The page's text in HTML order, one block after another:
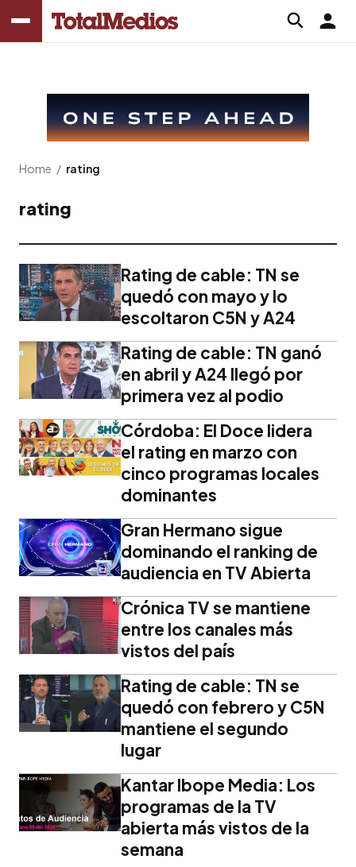
Home / rating
rating
Rating de cable: TN se
quedó con mayo y lo
escoltaron C5N y A24
Rating de cable: TN ganó
en abril y A24 llegó por
primera vez al podio
Córdoba: El Doce lidera
el rating en marzo con
cinco programas locales
dominantes
Gran Hermano sigue
dominando el ranking de
audiencia en TV Abierta
Crónica TV se mantiene
entre los canales más
vistos del país
Rating de cable: TN se
quedó con febrero y C5N
mantiene el segundo
lugar
Kantar Ibope Media: Los
programas de la TV
abierta más vistos de la
semana